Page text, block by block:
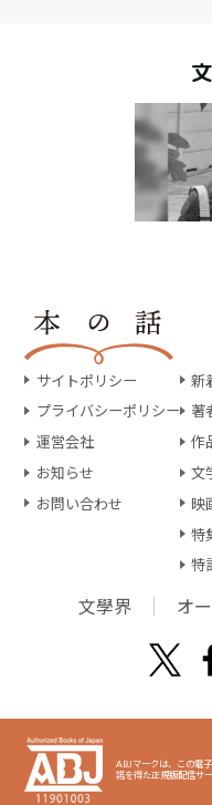
サイトポリシー
プライバシーポリシー
運営会社
お知らせ
お問い合わせ
新
著
作
文
映
特
特
文學界 オ
ABJマークは、この電
諾を得た正規版配信サ